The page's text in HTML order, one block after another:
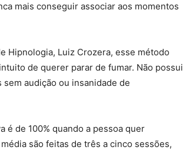
mais conseguir associar aos momentos
Hipnologia, Luiz Crozera, esse método
de querer parar de fumar. Não possui
audição ou insanidade de
é de 100% quando a pessoa quer
são feitas de três a cinco sessões,